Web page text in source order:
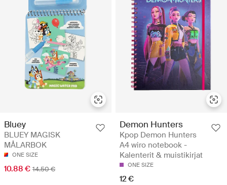
Bluey
BLUEY MAGISK
MÅLARBOK
ONE SIZE
10.88 € 14.50 €
Demon Hunters
Kpop Demon Hunters
A4 wiro notebook -
Kalenterit & muistikirjat
ONE SIZE
12 €